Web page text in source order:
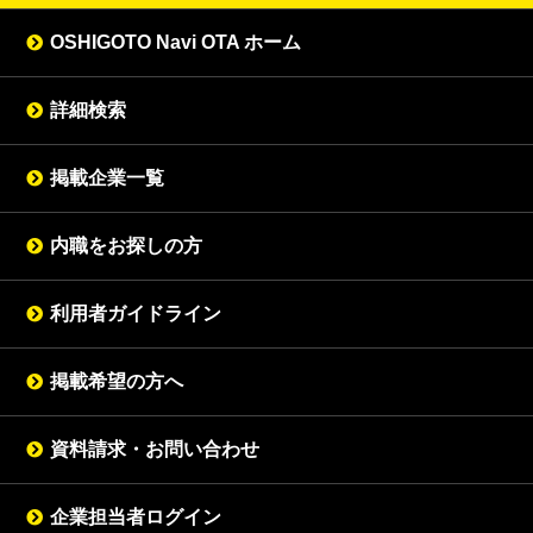
OSHIGOTO Navi OTA ホーム
詳細検索
掲載企業一覧
内職をお探しの方
利用者ガイドライン
掲載希望の方へ
資料請求・お問い合わせ
企業担当者ログイン